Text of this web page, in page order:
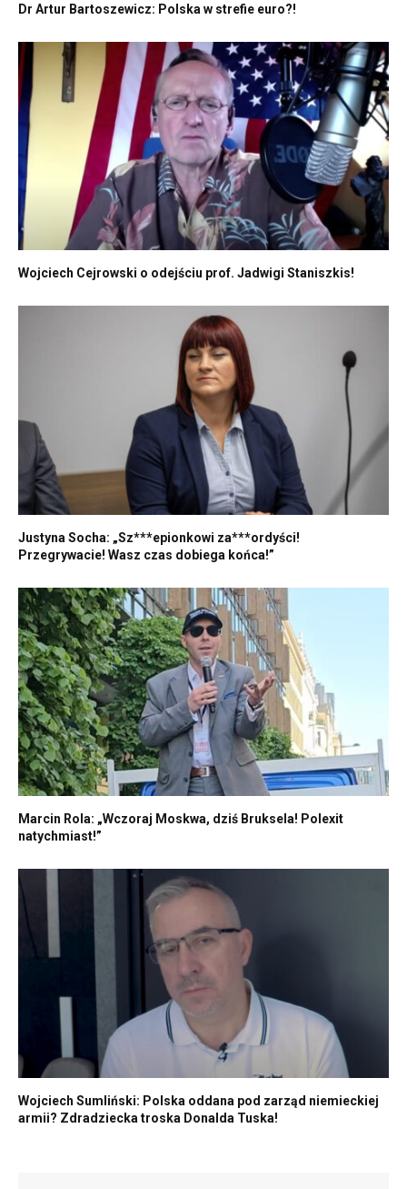
Dr Artur Bartoszewicz: Polska w strefie euro?!
Wojciech Cejrowski o odejściu prof. Jadwigi Staniszkis!
Justyna Socha: „Sz***epionkowi za***ordyści!
Przegrywacie! Wasz czas dobiega końca!”
Marcin Rola: „Wczoraj Moskwa, dziś Bruksela! Polexit
natychmiast!”
Wojciech Sumliński: Polska oddana pod zarząd niemieckiej
armii? Zdradziecka troska Donalda Tuska!